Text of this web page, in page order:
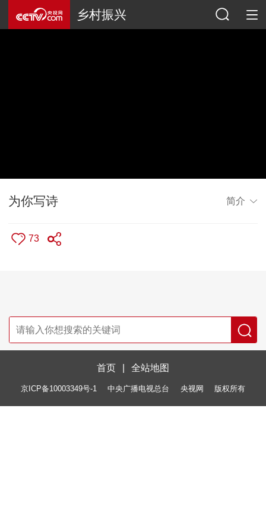
乡村振兴
为你写诗 简介
73
首页 全站地图
京ICP备10003349号-1 中央广播电视总台 央视网 版权所有